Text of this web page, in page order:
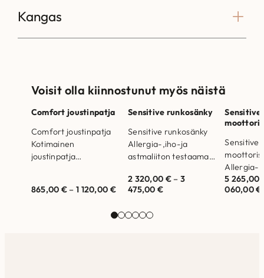
Kangas
Voisit olla kiinnostunut myös näistä
Comfort joustinpatja
Comfort joustinpatja
Kotimainen
joustinpatja
Valmistettu Suomessa.
865,00 €– 1 120,00 €
Sensitive runkosänky
Sensitive runkosänky
Allergia-,iho-ja
astmaliiton testaama
runkosänkypaketti.
Valmistettu Suomessa.
valmistettu
2 320,00 €– 3
475,00 €
Sensitive
Sensitive
Allergia-
Sensitive
5 265,00
060,00€